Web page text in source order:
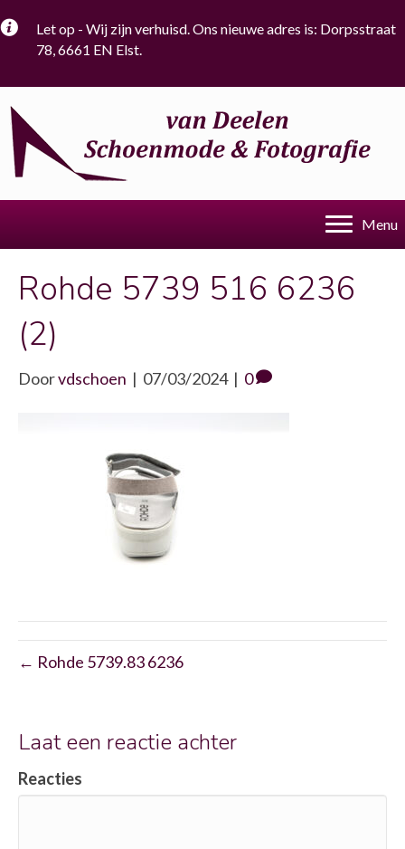
Let op - Wij zijn verhuisd. Ons nieuwe adres is: Dorpsstraat
78, 6661 EN Elst.
Menu
Rohde 5739 516 6236
(2)
Doorvdschoen | 07/03/2024 | 0
← Rohde 5739.83 6236
Laat een reactie achter
Reacties